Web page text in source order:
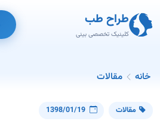
طراح طب
کلینیک تخصصی بینی
خانه مقالات
مقالات 1398/01/19